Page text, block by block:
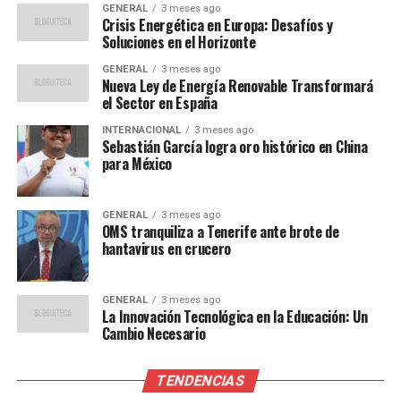
tiene un impacto significativo en la salud cardiovascular
y digestiva. Los polifenoles y flavonoides presentes en la
miel contribuyen a reducir la inflamación y el estrés
oxidativo, lo que favorece una mejor circulación y
disminuye el riesgo de enfermedades cardíacas. Estos
componentes también mejoran la digestión y
promueven un equilibrio saludable en el microbioma
intestinal.
Regulación hormonal y
procesos inflamatorios
en el equilibrio hormonal y en los procesos
inflamatorios. Gracias a su contenido en aminoácidos,
función endocrina, lo que puede ayudar en el control del
GENERAL 3 meses ago
Crisis Energética en Europa: Desafíos y
Soluciones en el Horizonte
GENERAL 3 meses ago
Nueva Ley de Energía Renovable Transformará
el Sector en España
INTERNACIONAL 3 meses ago
Sebastián García logra oro histórico en China
para México
GENERAL 3 meses ago
OMS tranquiliza a Tenerife ante brote de
hantavirus en crucero
GENERAL 3 meses ago
La Innovación Tecnológica en la Educación: Un
Cambio Necesario
TENDENCIAS